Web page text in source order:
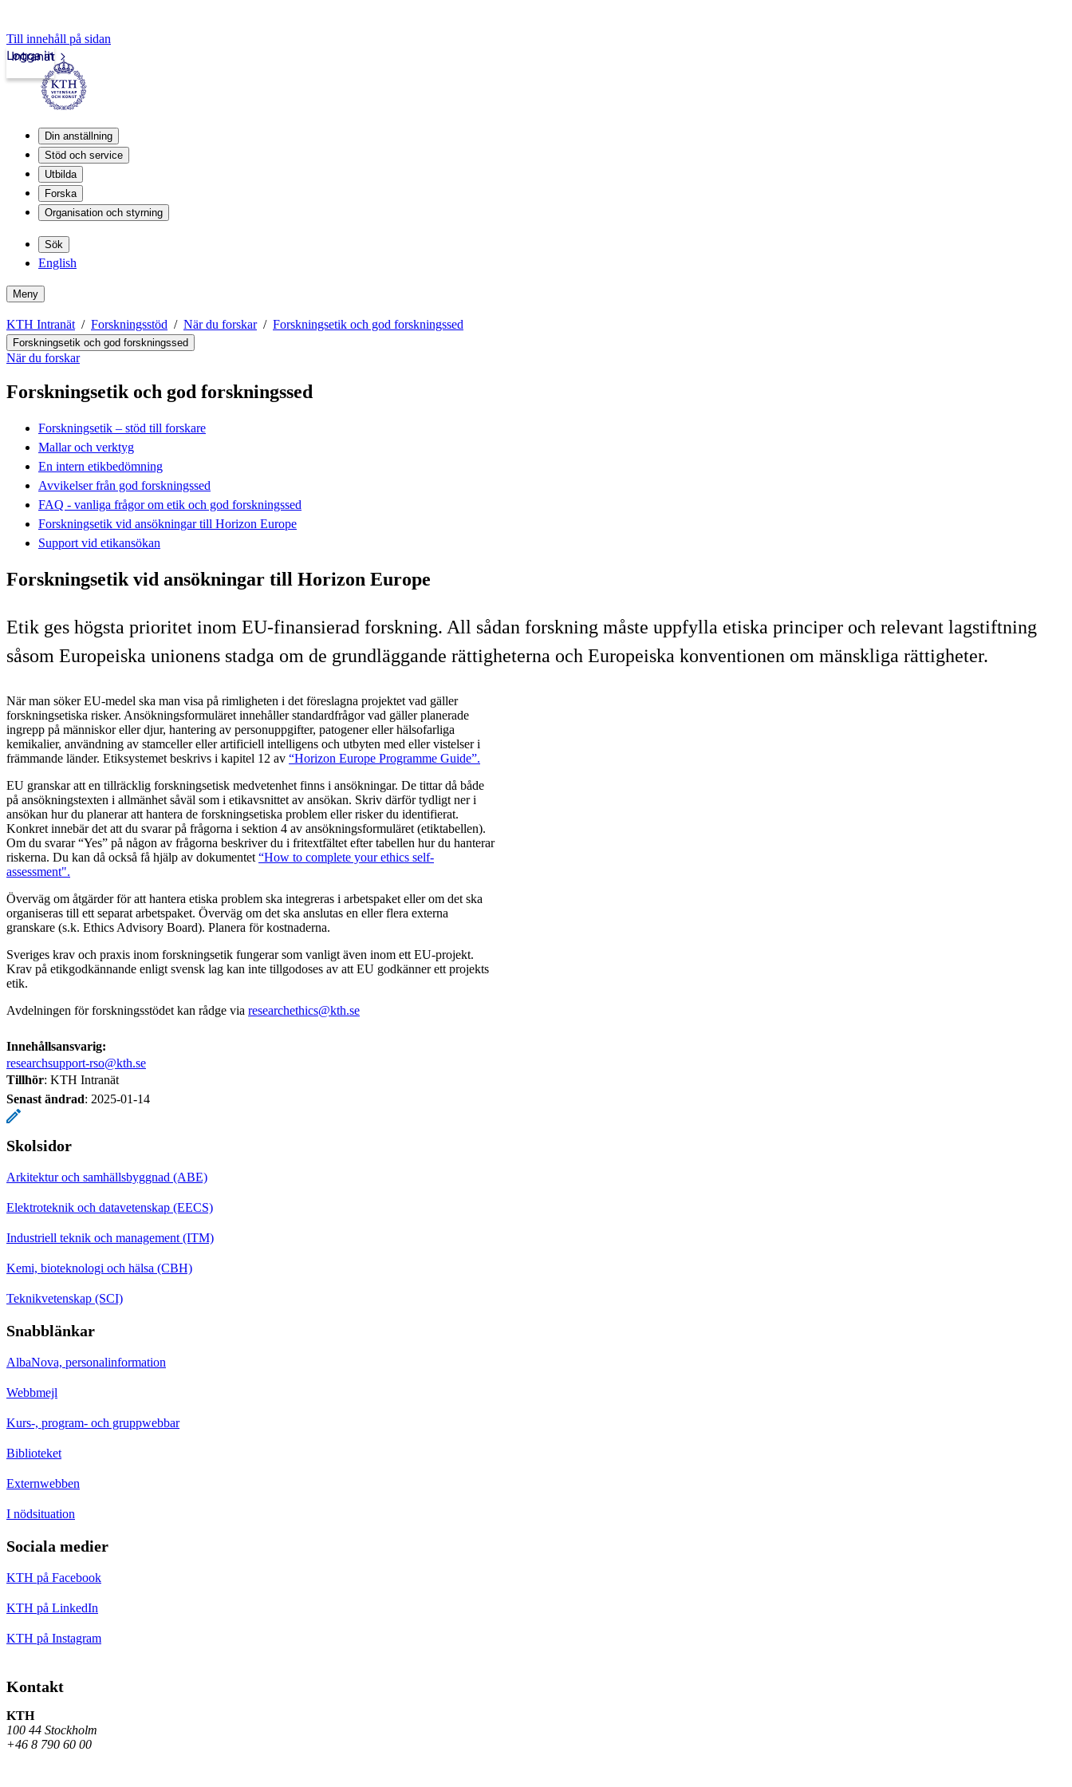
Till innehåll på sidan
Intranät
Logga in
Din anställning
Stöd och service
Utbilda
Forska
Organisation och styrning
Sök
English
Meny
KTH Intranät Forskningsstöd När du forskar Forskningsetik och god forskningssed
Forskningsetik och god forskningssed
När du forskar
Forskningsetik och god forskningssed
Forskningsetik – stöd till forskare
Mallar och verktyg
En intern etikbedömning
Avvikelser från god forskningssed
FAQ - vanliga frågor om etik och god forskningssed
Forskningsetik vid ansökningar till Horizon Europe
Support vid etikansökan
Forskningsetik vid ansökningar till Horizon Europe
Etik ges högsta prioritet inom EU-finansierad forskning. All sådan forskning måste uppfylla etiska principer och relevant lagstiftning
såsom Europeiska unionens stadga om de grundläggande rättigheterna och Europeiska konventionen om mänskliga rättigheter.
När man söker EU-medel ska man visa på rimligheten i det föreslagna projektet vad gäller
forskningsetiska risker. Ansökningsformuläret innehåller standardfrågor vad gäller planerade
ingrepp på människor eller djur, hantering av personuppgifter, patogener eller hälsofarliga
kemikalier, användning av stamceller eller artificiell intelligens och utbyten med eller vistelser i
främmande länder. Etiksystemet beskrivs i kapitel 12 av “Horizon Europe Programme Guide”.
EU granskar att en tillräcklig forskningsetisk medvetenhet finns i ansökningar. De tittar då både
på ansökningstexten i allmänhet såväl som i etikavsnittet av ansökan. Skriv därför tydligt ner i
ansökan hur du planerar att hantera de forskningsetiska problem eller risker du identifierat.
Konkret innebär det att du svarar på frågorna i sektion 4 av ansökningsformuläret (etiktabellen).
Om du svarar “Yes” på någon av frågorna beskriver du i fritextfältet efter tabellen hur du hanterar
riskerna. Du kan då också få hjälp av dokumentet “How to complete your ethics self-
assessment".
Överväg om åtgärder för att hantera etiska problem ska integreras i arbetspaket eller om det ska
organiseras till ett separat arbetspaket. Överväg om det ska anslutas en eller flera externa
granskare (s.k. Ethics Advisory Board). Planera för kostnaderna.
Sveriges krav och praxis inom forskningsetik fungerar som vanligt även inom ett EU-projekt.
Krav på etikgodkännande enligt svensk lag kan inte tillgodoses av att EU godkänner ett projekts
etik.
Avdelningen för forskningsstödet kan rådge via researchethics@kth.se
Innehållsansvarig:
researchsupport-rso@kth.se
Tillhör: KTH Intranät
Senast ändrad: 2025-01-14
Skolsidor
Arkitektur och samhällsbyggnad (ABE)
Elektroteknik och datavetenskap (EECS)
Industriell teknik och management (ITM)
Kemi, bioteknologi och hälsa (CBH)
Teknikvetenskap (SCI)
Snabblänkar
AlbaNova, personalinformation
Webbmejl
Kurs-, program- och gruppwebbar
Biblioteket
Externwebben
I nödsituation
Sociala medier
KTH på Facebook
KTH på LinkedIn
KTH på Instagram
Kontakt
KTH
100 44 Stockholm
+46 8 790 60 00